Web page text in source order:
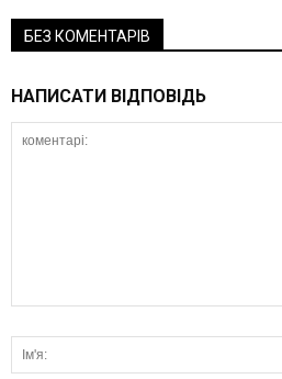
БЕЗ КОМЕНТАРІВ
НАПИСАТИ ВІДПОВІДЬ